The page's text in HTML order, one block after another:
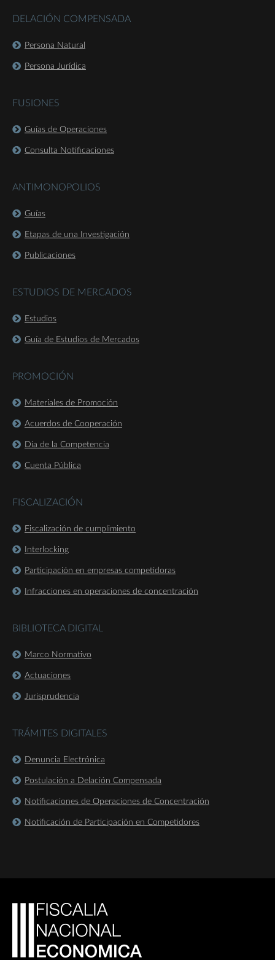
DELACIÓN COMPENSADA
Persona Natural
Persona Jurídica
FUSIONES
Guías de Operaciones
Consulta Notificaciones
ANTIMONOPOLIOS
Guías
Etapas de una Investigación
Publicaciones
ESTUDIOS DE MERCADOS
Estudios
Guía de Estudios de Mercados
PROMOCIÓN
Materiales de Promoción
Acuerdos de Cooperación
Día de la Competencia
Cuenta Pública
FISCALIZACIÓN
Fiscalización de cumplimiento
Interlocking
Participación en empresas competidoras
Infracciones en operaciones de concentración
BIBLIOTECA DIGITAL
Marco Normativo
Actuaciones
Jurisprudencia
TRÁMITES DIGITALES
Denuncia Electrónica
Postulación a Delación Compensada
Notificaciones de Operaciones de Concentración
Notificación de Participación en Competidores